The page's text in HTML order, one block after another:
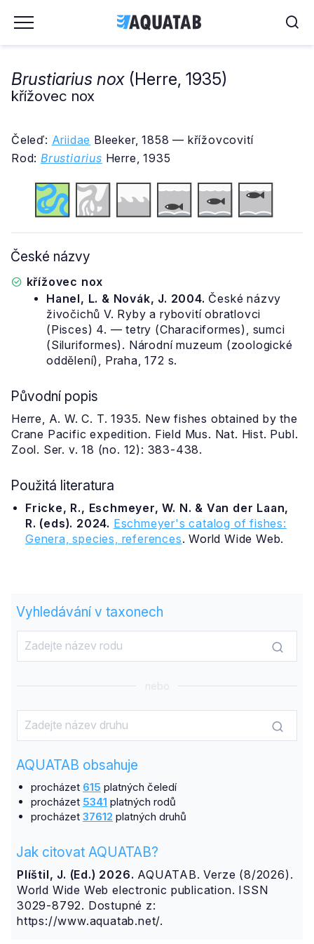
Brustiarius nox (Herre, 1935)
křížovec nox
Čeleď: Ariidae Bleeker, 1858 — křížovcovití
Rod: Brustiarius Herre, 1935
České názvy
křížovec nox
Hanel, L. & Novák, J. 2004. České názvy
živočichů V. Ryby a rybovití obratlovci
(Pisces) 4. — tetry (Characiformes), sumci
(Siluriformes). Národní muzeum (zoologické
oddělení), Praha, 172 s.
Původní popis
Herre, A. W. C. T. 1935. New fishes obtained by the
Crane Pacific expedition. Field Mus. Nat. Hist. Publ.
Zool. Ser. v. 18 (no. 12): 383-438.
Použitá literatura
Fricke, R., Eschmeyer, W. N. & Van der Laan,
R. (eds). 2024. Eschmeyer's catalog of fishes:
Genera, species, references. World Wide Web.
Vyhledávání v taxonech
nebo
AQUATAB obsahuje
procházet 615 platných čeledí
procházet 5341 platných rodů
procházet 37612 platných druhů
Jak citovat AQUATAB?
Plíštil, J. (Ed.) 2026. AQUATAB. Verze (8/2026).
World Wide Web electronic publication. ISSN
3029-8792. Dostupné z:
https://www.aquatab.net/.